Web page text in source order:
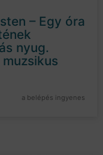
– Egy óra
nyug.
a belépés ingyenes